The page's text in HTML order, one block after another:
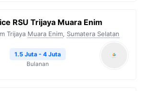
RSU Trijaya Muara Enim
Trijaya Muara Enim, Sumatera Selatan
1.5 Juta - 4 Juta
Bulanan